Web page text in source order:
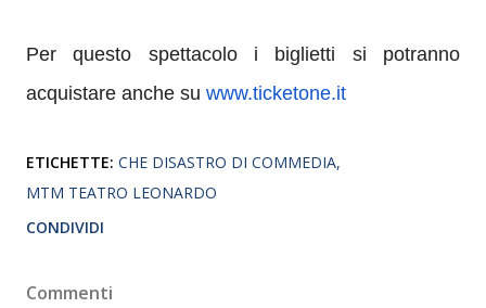
Per questo spettacolo i biglietti si potranno
acquistare anche su www.ticketone.it
ETICHETTE: CHE DISASTRO DI COMMEDIA
MTM TEATRO LEONARDO
CONDIVIDI
Commenti